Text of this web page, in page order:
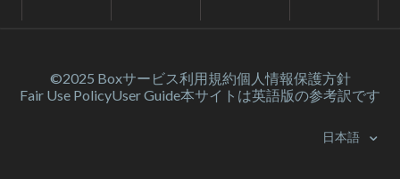
©2025 Boxサービス利⽤規約個人情報保護方針
Fair Use PolicyUser Guide本サイトは英語版の参考訳です
日本語